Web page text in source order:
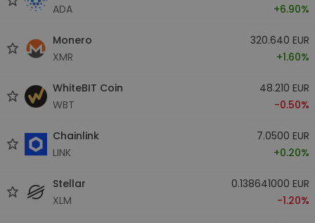
ADA
+6.90%
Monero
XMR
320.640 EUR
+1.60%
WhiteBIT Coin
WBT
48.210 EUR
-0.50%
Chainlink
LINK
7.0500 EUR
+0.20%
Stellar
XLM
0.138641000 EUR
-1.20%